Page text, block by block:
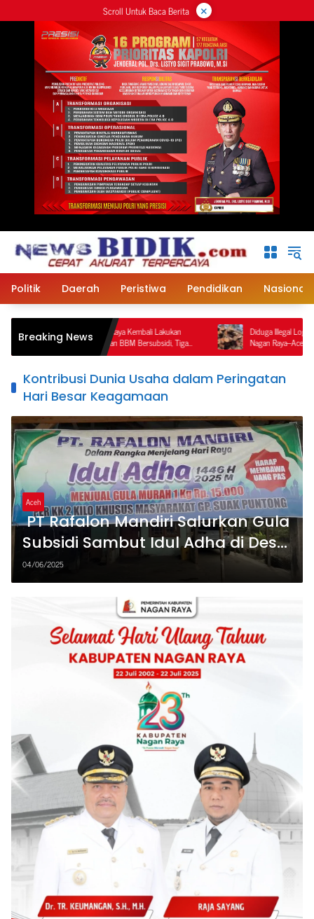
ke
Scroll Untuk Baca Berita ×
Politik Daerah Peristiwa Pendidikan Nasional
Breaking News
Polres Nagan Raya Kembali Lakukan
Penyalahgunaan BBM Bersubsidi, Tiga
Diduga Illegal Logging Terorganisir
Nagan Raya–Aceh Tengah, Publik
Ketegasan APH dan Satgas PKH
Kontribusi Dunia Usaha dalam Peringatan
Hari Besar Keagamaan
Aceh
PT Rafalon Mandiri Salurkan Gula
Subsidi Sambut Idul Adha di Desa
Suak Puntong
04/06/2025